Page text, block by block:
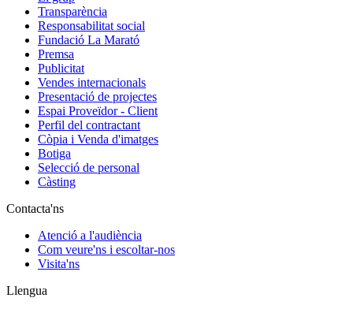
Transparència
Responsabilitat social
Fundació La Marató
Premsa
Publicitat
Vendes internacionals
Presentació de projectes
Espai Proveïdor - Client
Perfil del contractant
Còpia i Venda d'imatges
Botiga
Selecció de personal
Càsting
Contacta'ns
Atenció a l'audiència
Com veure'ns i escoltar-nos
Visita'ns
Llengua